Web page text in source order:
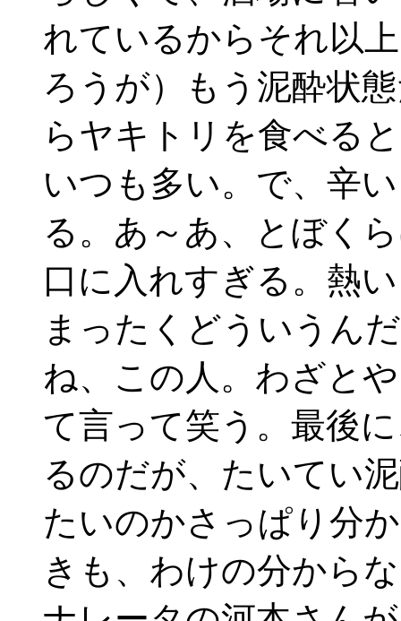
れているからそれ以
ろうが）もう泥酔状
らヤキトリを食べる
いつも多い。で、辛
る。あ～あ、とぼく
口に入れすぎる。熱
まったくどういうん
ね、この人。わざと
て言って笑う。最後
るのだが、たいてい
たいのかさっぱり分
きも、わけの分から